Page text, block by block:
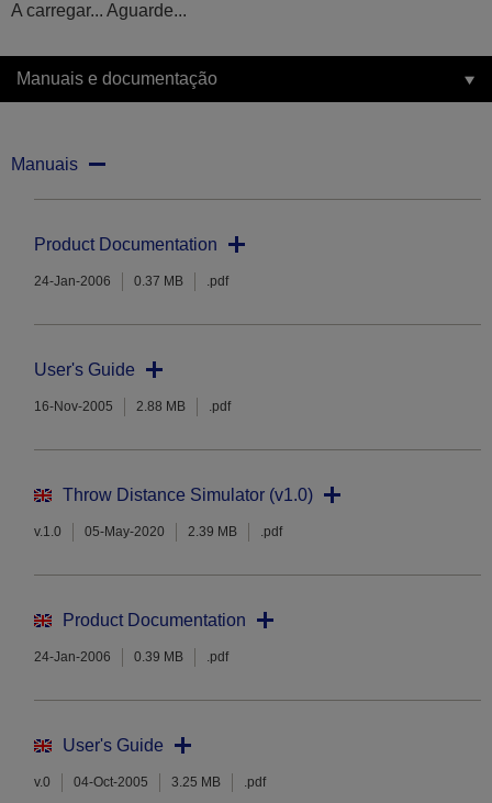
A carregar... Aguarde...
Manuais e documentação
Manuais
Product Documentation
24-Jan-2006 0.37 MB .pdf
User's Guide
16-Nov-2005 2.88 MB .pdf
Throw Distance Simulator (v1.0)
v.1.0 05-May-2020 2.39 MB .pdf
Product Documentation
24-Jan-2006 0.39 MB .pdf
User's Guide
v.0 04-Oct-2005 3.25 MB .pdf